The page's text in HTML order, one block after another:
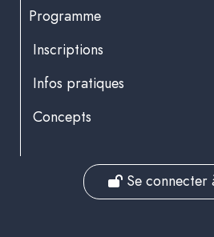
Programme
Inscriptions
Infos pratiques
Concepts
Se connecter